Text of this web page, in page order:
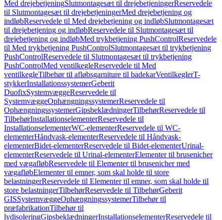
Med drejebetjeningSlutmontagesæt til drejebetjeningerReservedele
til Slutmontagesæt til drejebetjeningerMed drejebetjening og
indløbReservedele til Med drejebetjening og indløbSlutmontagesæt
til drejebetjening og indløbReservedele til Slutmontagesæt til
drejebetjening og indløbMed trykbetjening PushControlReservedele
til Med trykbetjening PushControlSlutmontagesæt til trykbetjening
PushControlReservedele til Slutmontagesæt til trykbetjening
PushControlMed ventilkegleReservedele til Med
ventilkegleTilbehør til afløbsgarniture til badekarVentilkeglerT-
stykkerInstallationssystemerGeberit
DuofixSystemvæggeReservedele til
SystemvæggeOphængningssystemerReservedele til
OphængningssystemerGipsbeklædningerTilbehørReservedele til
TilbehørInstallationselementerReservedele til
InstallationselementerWC-elementerReservedele til WC-
elementerHåndvask-elementerReservedele til Håndvask-
elementerBidet-elementerReservedele til Bidet-elementerUrinal-
elementerReservedele til Urinal-elementerElementer til brusenicher
med vægafløbReservedele til Elementer til brusenicher med
vægafløbElementer til emner, som skal holde til store
belastningerReservedele til Elementer til emner, som skal holde til
store belastningerTilbehørReservedele til TilbehørGeberit
GISSystemvæggeOphængningssystemerTilbehør til
præfabrikationTilbehør til
lydisoleringGipsbeklædningerInstallationselementerReservedele til